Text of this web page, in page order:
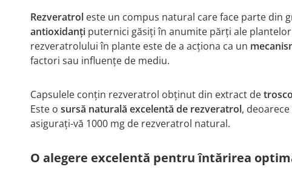
Rezveratrol este un compus natural care face parte din
antioxidanți puternici găsiți în anumite părți ale
rezveratrolului în plante este de a acționa ca un
factori sau influențe de mediu.
Capsulele conțin rezveratrol obținut din extract de
Este o sursă naturală excelentă de rezveratrol,
asigurați-vă 1000 mg de rezveratrol natural.
O alegere excelentă pentru întărirea